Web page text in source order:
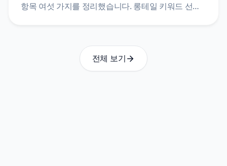
항목 여섯 가지를 정리했습니다. 롱테일 키워드 선정,
전체 보기